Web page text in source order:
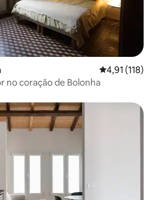
4,91 de uma
4,91 (118)
no coração de Bolonha